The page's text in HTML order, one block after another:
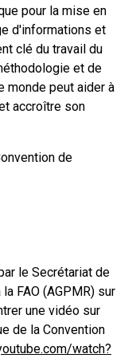
pour la mise en
d'informations et
clé du travail du
et de
monde peut aider à
accroître son
de
le Secrétariat de
FAO (AGPMR) sur
une vidéo sur
de la Convention
watch?